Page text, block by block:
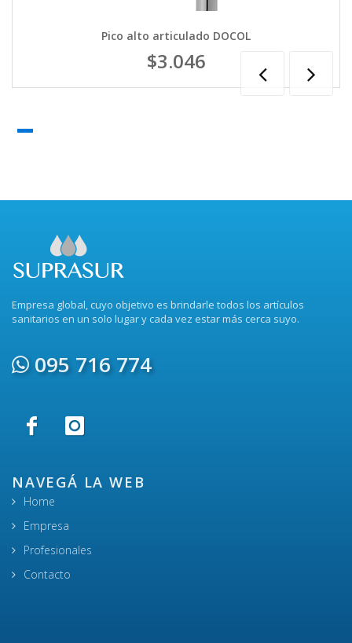
Pico alto articulado DOCOL
$3.046
Empresa global, cuyo objetivo es brindarle todos los artículos
sanitarios en un solo lugar y cada vez estar más cerca suyo.
095 716 774
NAVEGÁ LA WEB
Home
Empresa
Profesionales
Contacto